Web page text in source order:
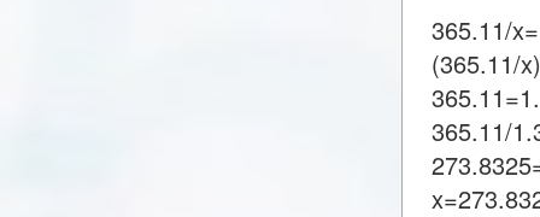
365.11/
(365.11/
365.11/